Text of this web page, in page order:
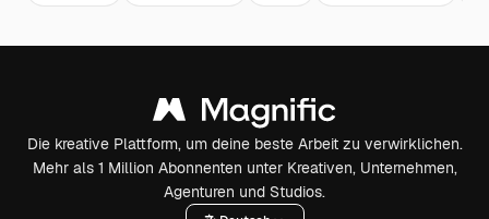
Die kreative Plattform, um deine beste Arbeit zu verwirklichen.
Mehr als 1 Million Abonnenten unter Kreativen, Unternehmen,
Agenturen und Studios.